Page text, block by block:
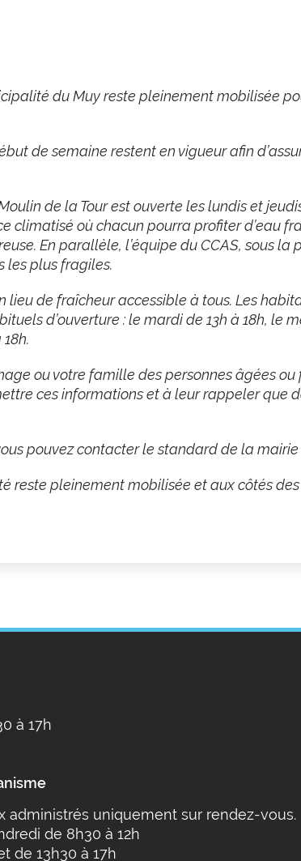
du Muy reste pleinement mobilisée
de semaine restent en vigueur afin
de la Tour est ouverte les lundis et
où chacun pourra profiter d’eau
En parallèle, l’équipe du CCAS, sous
les plus fragiles.
de fraîcheur accessible à tous. Les
d’ouverture : le mardi de 13h à 18h, le
ou votre famille des personnes âgées
ces informations et à leur rappeler que
pouvez contacter le standard de la mairie
reste pleinement mobilisée et aux côtés
à 17h
administrés uniquement sur rendez-vous.
de 8h30 à 12h
de 13h30 à 17h